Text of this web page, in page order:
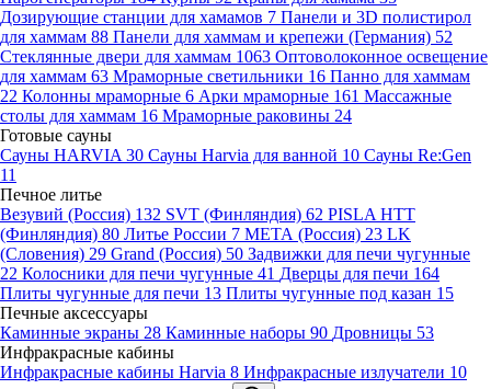
Дозирующие станции для хамамов 7 Панели и 3D полистирол
для хаммам 88 Панели для хаммам и крепежи (Германия) 52
Стеклянные двери для хаммам 1063 Оптоволоконное освещение
для хаммам 63 Мраморные светильники 16 Панно для хаммам
22 Колонны мраморные 6 Арки мраморные 161 Массажные
столы для хаммам 16 Мраморные раковины 24
Готовые сауны
Сауны HARVIA 30 Сауны Harvia для ванной 10 Сауны Re:Gen
11
Печное литье
Везувий (Россия) 132 SVT (Финляндия) 62 PISLA HTT
(Финляндия) 80 Литье России 7 МЕТА (Россия) 23 LK
(Словения) 29 Grand (Россия) 50 Задвижки для печи чугунные
22 Колосники для печи чугунные 41 Дверцы для печи 164
Плиты чугунные для печи 13 Плиты чугунные под казан 15
Печные аксессуары
Каминные экраны 28 Каминные наборы 90 Дровницы 53
Инфракрасные кабины
Инфракрасные кабины Harvia 8 Инфракрасные излучатели 10